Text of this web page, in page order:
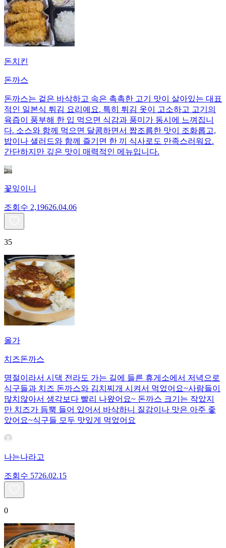
돈치킨
돈까스
돈까스는 겉은 바삭하고 속은 촉촉한 고기 맛이 살아있는 대표
적인 일본식 튀김 요리예요. 특히 튀김 옷이 고소하고 고기의
육즙이 풍부해 한 입 먹으면 식감과 풍미가 동시에 느껴집니
다. 소스와 함께 먹으면 달콤하면서 짭조름한 맛이 조화롭고,
밥이나 샐러드와 함께 즐기면 한 끼 식사로도 만족스러워요.
간단하지만 깊은 맛이 매력적인 메뉴입니다.
꽃잎이니
조회수 2,19626.04.06
35
올가
치즈돈까스
명절이라서 시댁 전라도 가는 길에 들른 휴게소에서 저녁으로
식구들과 치즈 돈까스와 김치찌개 시켜서 먹었어요~사람들이
많치않아서 생각보다 빨리 나왔어요~ 돈까스 크기는 작았지
만 치즈가 듬뿍 들어 있어서 바삭하니 질감이나 맛은 아주 좋
았어요~식구들 모두 맛있게 먹었어요
나는나라고
조회수 5726.02.15
0